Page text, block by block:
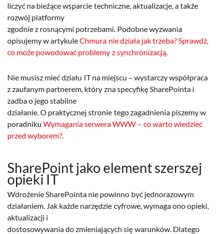
liczyć na bieżące wsparcie techniczne, aktualizacje, a także
rozwój platformy
zgodnie z rosnącymi potrzebami. Podobne wyzwania
opisujemy w artykuleChmura nie działa jak trzeba? Sprawdź,
co może powodować problemy z synchronizacją.
Nie musisz mieć działu IT na miejscu – wystarczy współpraca
z zaufanym partnerem, który zna specyfikę SharePointa i
zadba o jego stabilne
działanie. O praktycznej stronie tego zagadnienia piszemy w
poradnikuWymagania serwera WWW – co warto wiedzieć
przed wyborem?
SharePoint jako element szerszej
opieki IT
Wdrożenie SharePointa nie powinno być jednorazowym
działaniem. Jak każde narzędzie cyfrowe, wymaga ono opieki,
aktualizacji i
dostosowywania do zmieniających się warunków. Dlatego